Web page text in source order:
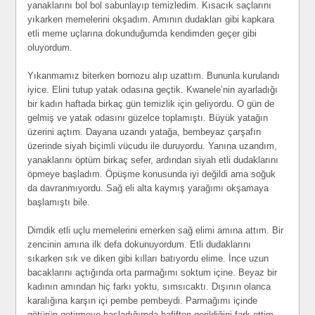
yanaklarını bol bol sabunlayıp temizledim. Kısacık saçlarını
yıkarken memelerini okşadım. Amının dudakları gibi kapkara
etli meme uçlarına dokunduğumda kendimden geçer gibi
oluyordum.
Yıkanmamız biterken bornozu alıp uzattım. Bununla kurulandı
iyice. Elini tutup yatak odasına geçtik. Kwanele’nin ayarladığı
bir kadın haftada birkaç gün temizlik için geliyordu. O gün de
gelmiş ve yatak odasını güzelce toplamıştı. Büyük yatağın
üzerini açtım. Dayana uzandı yatağa, bembeyaz çarşafın
üzerinde siyah biçimli vücudu ile duruyordu. Yanına uzandım,
yanaklarını öptüm birkaç sefer, ardından siyah etli dudaklarını
öpmeye başladım. Öpüşme konusunda iyi değildi ama soğuk
da davranmıyordu. Sağ eli alta kaymış yarağımı okşamaya
başlamıştı bile.
Dimdik etli uçlu memelerini emerken sağ elimi amına attım. Bir
zencinin amına ilk defa dokunuyordum. Etli dudaklarını
sıkarken sık ve diken gibi kılları batıyordu elime. İnce uzun
bacaklarını açtığında orta parmağımı soktum içine. Beyaz bir
kadının amından hiç farkı yoktu, sımsıcaktı. Dışının olanca
karalığına karşın içi pembe pembeydi. Parmağımı içinde